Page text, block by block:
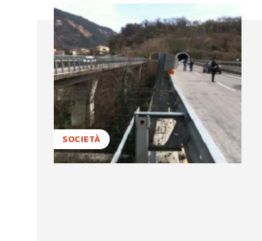
SOCIETÀ